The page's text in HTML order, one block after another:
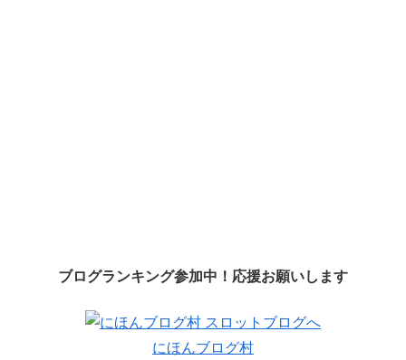
ブログランキング参加中！応援お願いします
にほんブログ村